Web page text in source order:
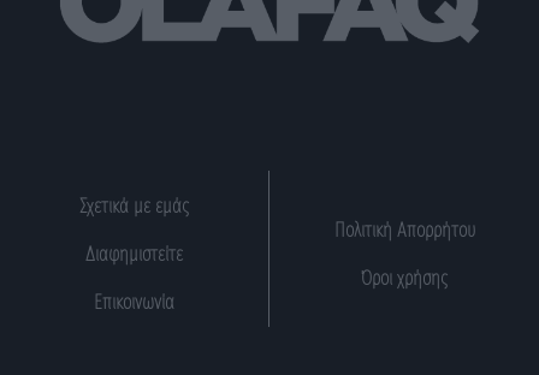
Σχετικά με εμάς
Διαφημιστείτε
Επικοινωνία
Πολιτική Απορρήτου
Όροι χρήσης